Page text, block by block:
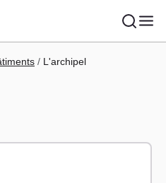
L'archipel